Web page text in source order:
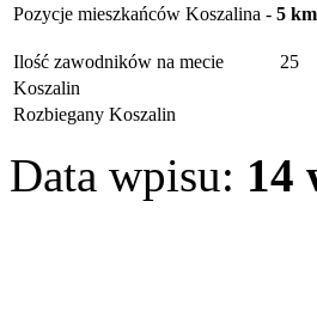
Pozycje mieszkańców Koszalina - 5
Ilość zawodników na mecie
25
Koszalin
Rozbiegany Koszalin
Data wpisu: 14